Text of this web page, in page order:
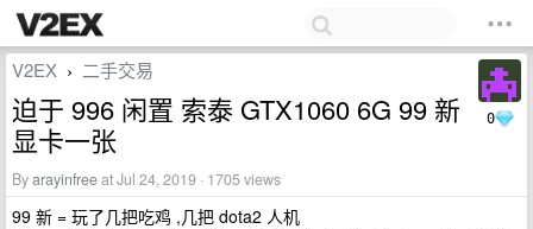
0
V2EX › 二手交易
迫于 996 闲置 索泰 GTX1060 6G 99 新
显卡一张
Byarayinfreeat Jul 24, 2019 · 1705 views
99 新 = 玩了几把吃鸡 ,几把 dota2 人机